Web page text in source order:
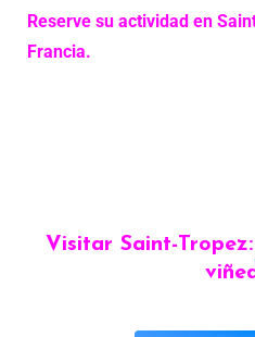
Reserve su actividad en
Francia.
Visitar Saint-